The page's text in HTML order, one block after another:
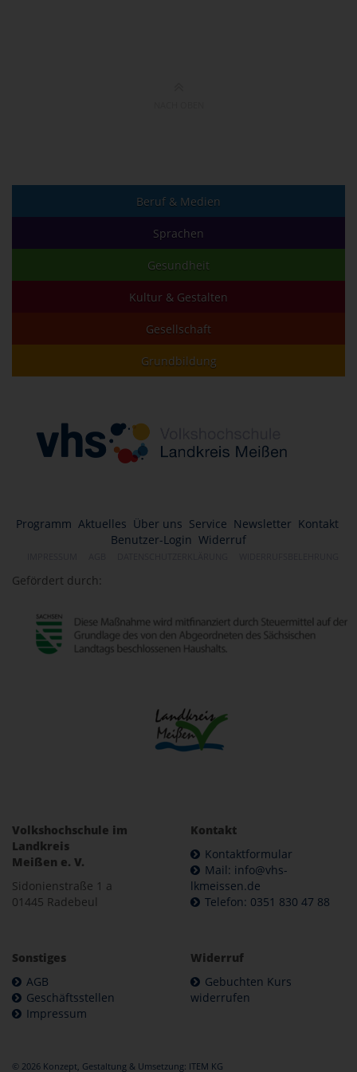
Beruf & Medien
Sprachen
Gesundheit
Kultur & Gestalten
Gesellschaft
Grundbildung
Programm Aktuelles Über uns Service Newsletter Kontakt
Benutzer-Login Widerruf
Gefördert durch:
Volkshochschule im
Landkreis
Meißen e. V.
Sidonienstraße 1 a
01445 Radebeul
Kontakt
Kontaktformular
Mail: info@vhs-
lkmeissen.de
Telefon: 0351 830 47 88
Sonstiges
AGB
Geschäftsstellen
Impressum
Widerruf
Gebuchten Kurs
widerrufen
© 2026 Konzept, Gestaltung & Umsetzung: ITEM KG